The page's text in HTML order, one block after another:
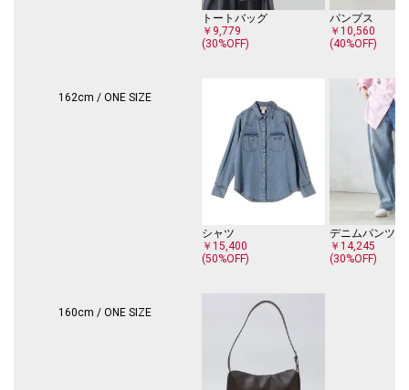
トートバッグ
￥9,779
(30%OFF)
パンプス
￥10,560
(40%OFF)
162cm / ONE SIZE
シャツ
￥15,400
(50%OFF)
デニムパンツ
￥14,245
(30%OFF)
160cm / ONE SIZE